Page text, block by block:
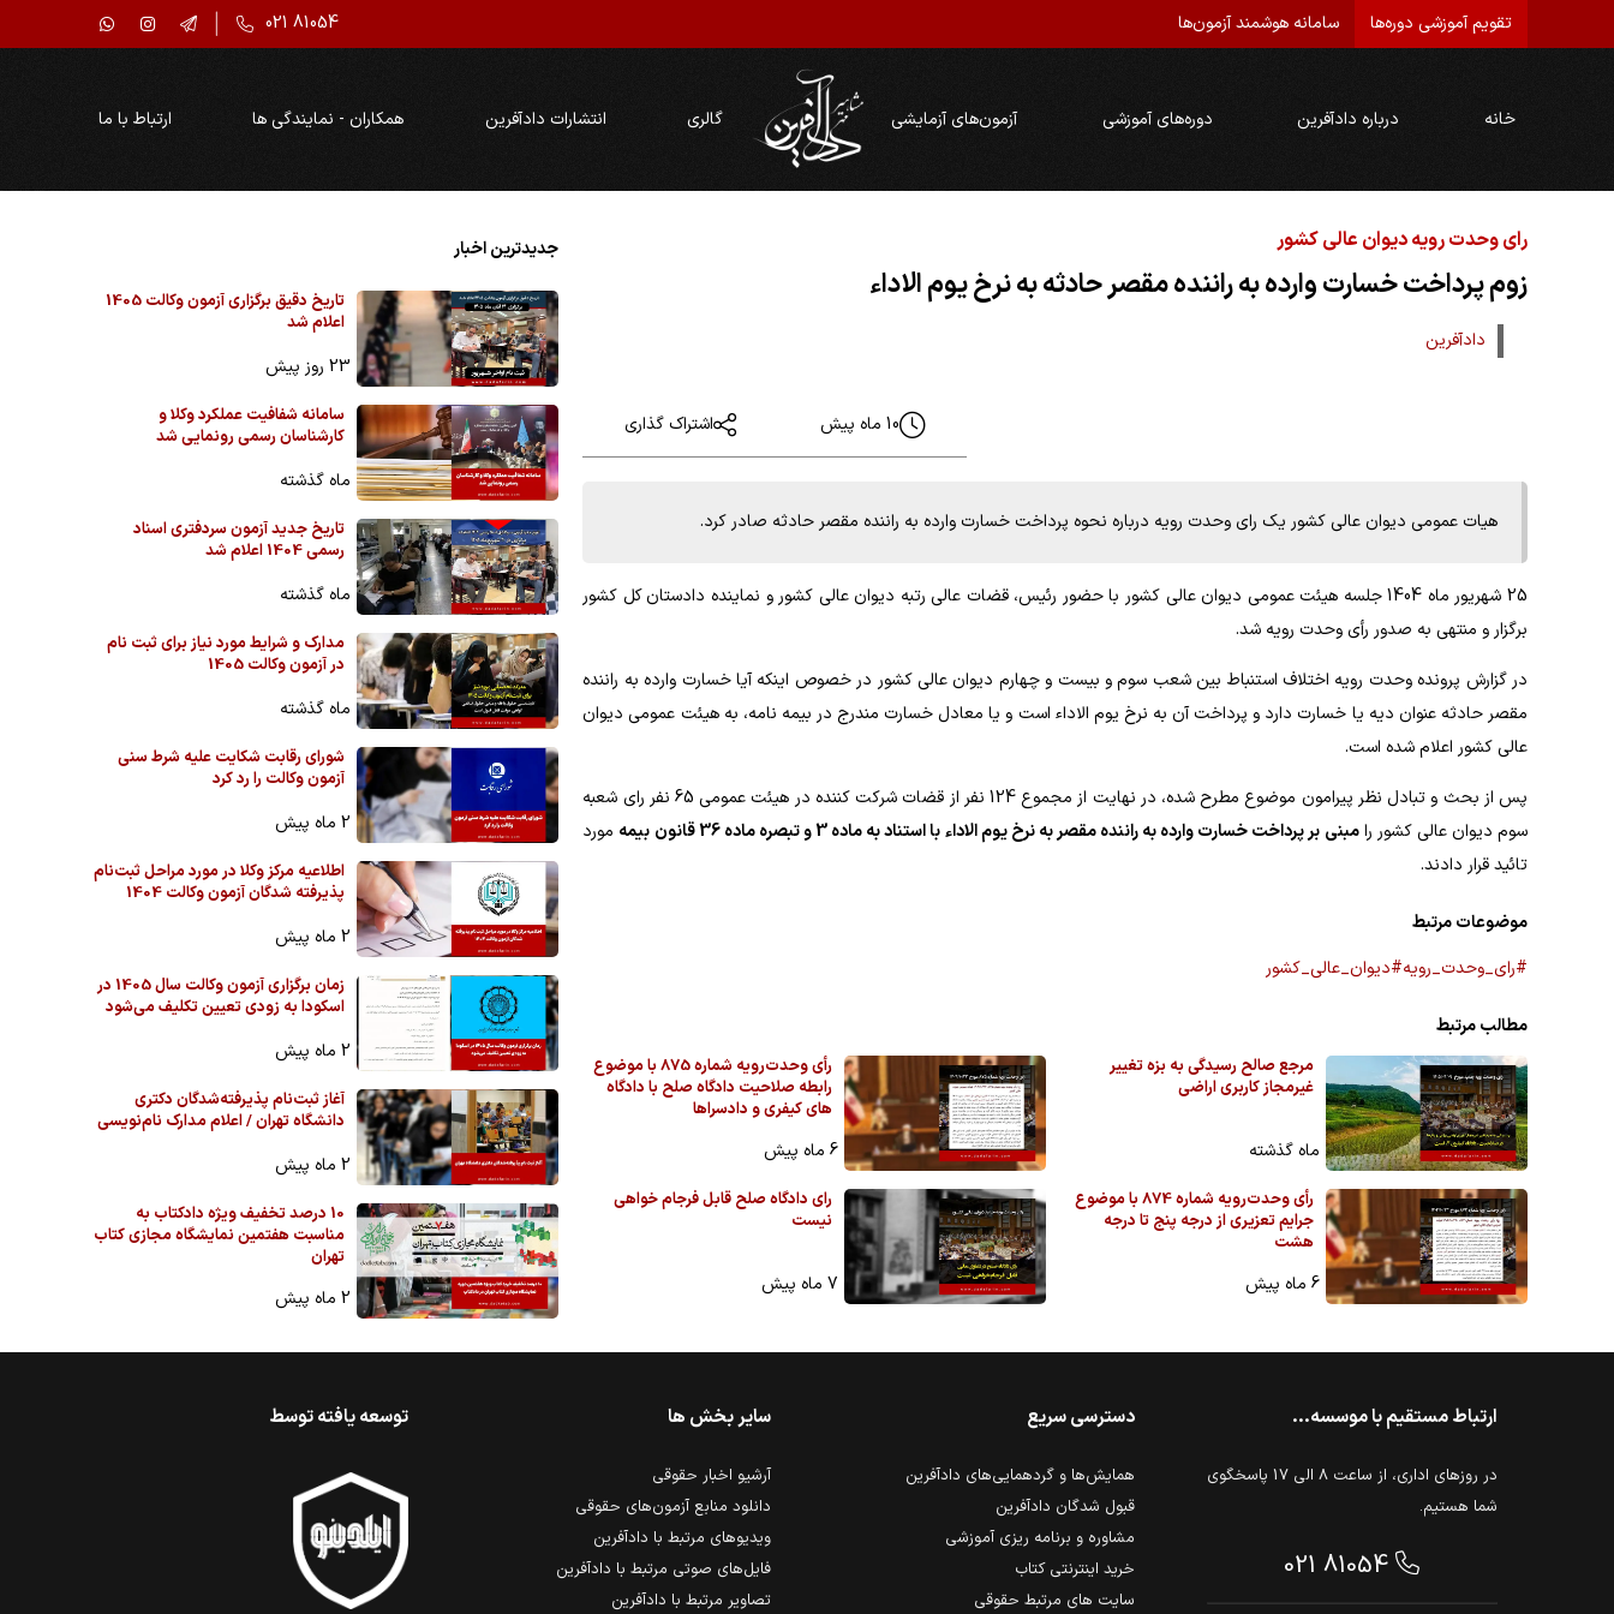
تقویم آموزشی دوره‌ها سامانه هوشمند آزمون‌ها 021 81054
خانه درباره دادآفرین دوره‌های آموزشی آزمون‌های آزمایشی گالری انتشارات دادآفرین همکاران - نمایندگی ها ارتباط با ما
رای وحدت رویه دیوان عالی کشور
زوم پرداخت خسارت وارده به راننده مقصر حادثه به نرخ یوم الاداء
دادآفرین
10 ماه پیش اشتراک گذاری
هیات عمومی دیوان عالی کشور یک رای وحدت رویه درباره نحوه پرداخت خسارت وارده به راننده مقصر حادثه صادر کرد.
25 شهریور ماه 1404 جلسه هیئت عمومی دیوان عالی کشور با حضور رئیس، قضات عالی رتبه دیوان عالی کشور و نماینده دادستان کل کشور
برگزار و منتهی به صدور رأی وحدت رویه شد.
در گزارش پرونده وحدت رویه اختلاف استنباط بین شعب سوم و بیست و چهارم دیوان عالی کشور در خصوص اینکه آیا خسارت وارده به راننده
مقصر حادثه عنوان دیه یا خسارت دارد و پرداخت آن به نرخ یوم الاداء است و یا معادل خسارت مندرج در بیمه نامه، به هیئت عمومی دیوان
عالی کشور اعلام شده است.
پس از بحث و تبادل نظر پیرامون موضوع مطرح شده، در نهایت از مجموع 124 نفر از قضات شرکت کننده در هیئت عمومی 65 نفر رای شعبه
سوم دیوان عالی کشور رامبنی بر پرداخت خسارت وارده به راننده مقصر به نرخ یوم الاداء با استناد به ماده 3 و تبصره ماده 36 قانون بیمه
مورد
تائید قرار دادند.
موضوعات مرتبط
#رای_وحدت_رویه#دیوان_عالی_کشور
مطالب مرتبط
مرجع صالح رسیدگی به بزه تغییر
غیرمجاز کاربری اراضی
ماه گذشته
رأی وحدت‌رویه شماره 875 با موضوع
رابطه صلاحیت دادگاه صلح با دادگاه
های کیفری و دادسراها
6 ماه پیش
رأی وحدت‌رویه شماره 874 با موضوع
جرایم تعزیری از درجه پنج تا درجه
هشت
6 ماه پیش
رای دادگاه صلح قابل فرجام خواهی
نیست
7 ماه پیش
جدیدترین اخبار
تاریخ دقیق برگزاری آزمون وکالت 1405
اعلام شد
23 روز پیش
سامانه شفافیت عملکرد وکلا و
کارشناسان رسمی رونمایی شد
ماه گذشته
تاریخ جدید آزمون سردفتری اسناد
رسمی 1404 اعلام شد
ماه گذشته
مدارک و شرایط مورد نیاز برای ثبت نام
در آزمون وکالت 1405
ماه گذشته
شورای رقابت شکایت علیه شرط سنی
آزمون وکالت را رد کرد
2 ماه پیش
اطلاعیه مرکز وکلا در مورد مراحل ثبت‌نام
پذیرفته شدگان آزمون وکالت 1404
2 ماه پیش
زمان برگزاری آزمون وکالت سال 1405 در
اسکودا به زودی تعیین تکلیف می‌شود
2 ماه پیش
آغاز ثبت‌نام پذیرفته‌شدگان دکتری
دانشگاه تهران / اعلام مدارک نام‌نویسی
2 ماه پیش
10 درصد تخفیف ویژه دادکتاب به
مناسبت هفتمین نمایشگاه مجازی کتاب
تهران
2 ماه پیش
ارتباط مستقیم با موسسه...
در روزهای اداری، از ساعت 8 الی 17 پاسخگوی
شما هستیم.
021 81054
دسترسی سریع
همایش‌ها و گردهمایی‌های دادآفرین
قبول شدگان دادآفرین
مشاوره و برنامه ریزی آموزشی
خرید اینترنتی کتاب
سایت های مرتبط حقوقی
سایر بخش ها
آرشیو اخبار حقوقی
دانلود منابع آزمون‌های حقوقی
ویدیوهای مرتبط با دادآفرین
فایل‌های صوتی مرتبط با دادآفرین
تصاویر مرتبط با دادآفرین
توسعه یافته توسط